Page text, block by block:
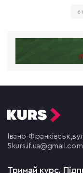
Івано-Франківськ,
5 kurs.if.ua@gmail.com
Тримай курс.